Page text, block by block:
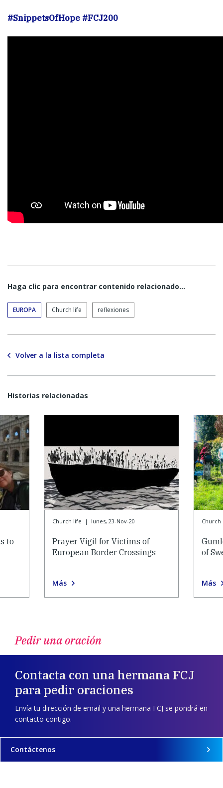
#SnippetsOfHope #FCJ200
Haga clic para encontrar contenido relacionado...
EUROPA Church life reflexiones
Volver a la lista completa
Historias relacionadas
to
Church life | lunes, 23-Nov-20
Prayer Vigil for Victims of
European Border Crossings
Más
Church
of
Más
Pedir una oración
Contacta con una hermana FCJ
para pedir oraciones
Envía tu dirección de email y una hermana FCJ se pondrá en
contacto contigo.
Contáctenos